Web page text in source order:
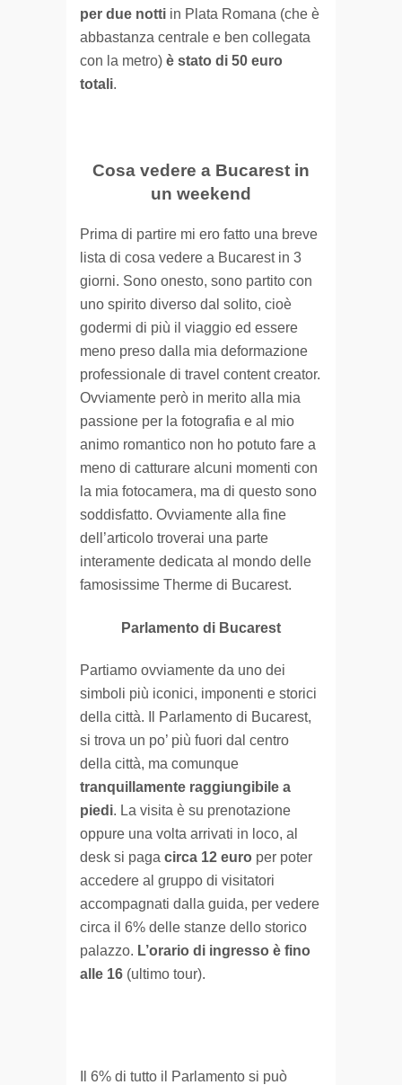
per due notti in Plata Romana (che è
abbastanza centrale e ben collegata
con la metro) è stato di 50 euro
totali.
Cosa vedere a Bucarest in
un weekend
Prima di partire mi ero fatto una breve
lista di cosa vedere a Bucarest in 3
giorni. Sono onesto, sono partito con
uno spirito diverso dal solito, cioè
godermi di più il viaggio ed essere
meno preso dalla mia deformazione
professionale di travel content creator.
Ovviamente però in merito alla mia
passione per la fotografia e al mio
animo romantico non ho potuto fare a
meno di catturare alcuni momenti con
la mia fotocamera, ma di questo sono
soddisfatto. Ovviamente alla fine
dell’articolo troverai una parte
interamente dedicata al mondo delle
famosissime Therme di Bucarest.
Parlamento di Bucarest
Partiamo ovviamente da uno dei
simboli più iconici, imponenti e storici
della città. Il Parlamento di Bucarest,
si trova un po’ più fuori dal centro
della città, ma comunque
tranquillamente raggiungibile a
piedi. La visita è su prenotazione
oppure una volta arrivati in loco, al
desk si paga circa 12 euro per poter
accedere al gruppo di visitatori
accompagnati dalla guida, per vedere
circa il 6% delle stanze dello storico
palazzo. L’orario di ingresso è fino
alle 16 (ultimo tour).
Il 6% di tutto il Parlamento si può